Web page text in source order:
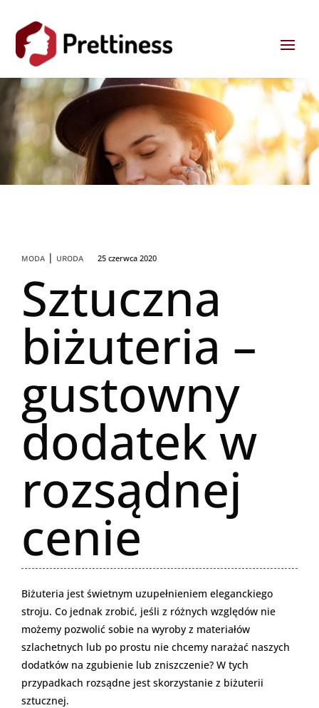
MODA | URODA 25 czerwca 2020
Sztuczna
biżuteria –
gustowny
dodatek w
rozsądnej
cenie
Biżuteria jest świetnym uzupełnieniem eleganckiego
stroju. Co jednak zrobić, jeśli z różnych względów nie
możemy pozwolić sobie na wyroby z materiałów
szlachetnych lub po prostu nie chcemy narażać naszych
dodatków na zgubienie lub zniszczenie? W tych
przypadkach rozsądne jest skorzystanie z biżuterii
sztucznej.